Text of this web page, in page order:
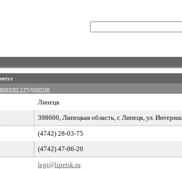
студентов
Липецк
398600, Липецкая область, г. Липецк, ул.
(4742) 28-03-75
(4742) 47-06-20
legi@lipetsk.ru